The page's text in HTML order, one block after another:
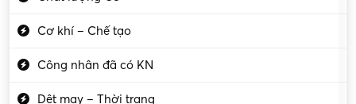
Cơ khí – Chế tạo
Công nhân đã có KN
Dệt may – Thời trang